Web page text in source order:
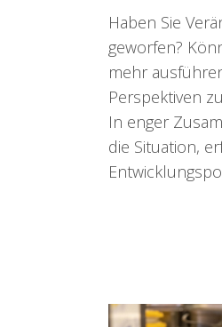
Haben Sie
geworfen?
mehr
Perspektiven
In enger
die Situation,
Use